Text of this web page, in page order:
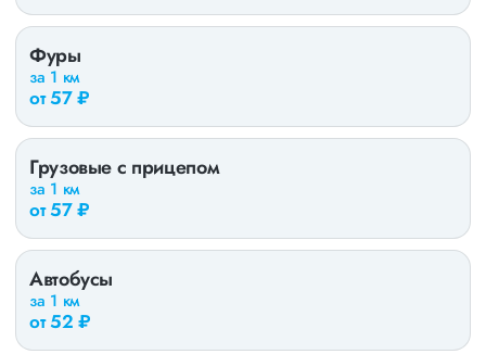
Фуры
за 1 км
от 57 ₽
Грузовые с прицепом
за 1 км
от 57 ₽
Автобусы
за 1 км
от 52 ₽